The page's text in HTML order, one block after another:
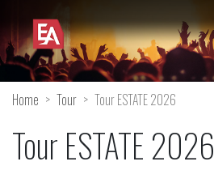
Home Tour Tour ESTATE 2026
Tour ESTATE 2026